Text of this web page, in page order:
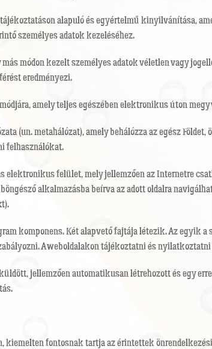
alapuló és egyértelmű kinyilvánítása,
személyes adatok kezeléséhez.
módon kezelt személyes adatok véletlen vagy
eredményezi.
amely teljes egészében elektronikus úton
(un. metahálózat), amely behálózza az egész
felhasználókat.
elektronikus felület, mely jellemzően az Internetre
alkalmazásba beírva az adott oldalra
komponens. Két alapvető fajtája létezik. Az egyik a
A weboldalakon tájékoztatni és
jellemzően automatikusan létrehozott és egy
kiemelten fontosnak tartja az érintettek